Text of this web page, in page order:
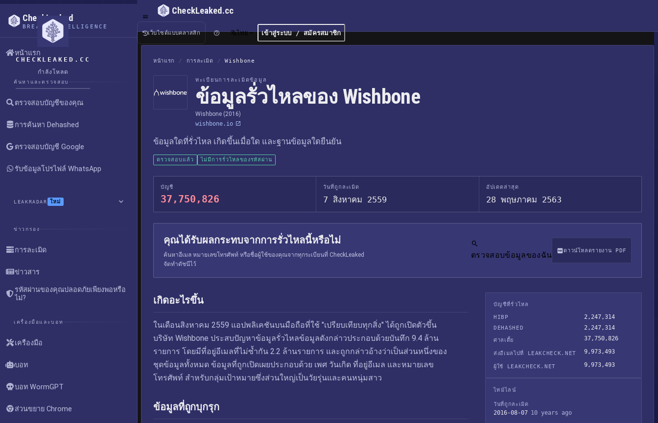
CHECKLEAKED.CC
กำลังโหลด
CheckLeaked
BREACH INTELLIGENCE
หน้าแรก
ค้นหาและตรวจสอบ
ตรวจสอบบัญชีของคุณ
การค้นหา Dehashed
ตรวจสอบบัญชี Google
รับข้อมูลโปรไฟล์ WhatsApp
LEAKRADAR ใหม่
ข่าวกรอง
การละเมิด
ข่าวสาร
รหัสผ่านของคุณปลอดภัยเพียงพอหรือ
ไม่?
เครื่องมือและบอท
เครื่องมือ
บอท
บอท WormGPT
ส่วนขยาย Chrome
CheckLeaked.cc
เว็บไซต์แบบคลาสสิก ไทย เข้าสู่ระบบ / สมัครสมาชิก
หน้าแรก / การละเมิด / Wishbone
ทะเบียนการละเมิดข้อมูล
ข้อมูลรั่วไหลของ Wishbone
Wishbone (2016)
wishbone.io
ข้อมูลใดที่รั่วไหล เกิดขึ้นเมื่อใด และฐานข้อมูลใดยืนยัน
ตรวจสอบแล้ว ไม่มีการรั่วไหลของรหัสผ่าน
บัญชี
37,750,826
วันที่ถูกละเมิด
7 สิงหาคม 2559
อัปเดตล่าสุด
28 พฤษภาคม 2563
คุณได้รับผลกระทบจากการรั่วไหลนี้หรือไม่
ค้นหาอีเมล หมายเลขโทรศัพท์ หรือชื่อผู้ใช้ของคุณจากทุกระเบียนที่ CheckLeaked
จัดทำดัชนีไว้
ตรวจสอบข้อมูลของฉัน ดาวน์โหลดรายงาน PDF
เกิดอะไรขึ้น
ในเดือนสิงหาคม 2559 แอปพลิเคชันบนมือถือที่ใช้ "เปรียบเทียบทุกสิ่ง" ได้ถูกเปิดตัวขึ้น
บริษัท Wishbone ประสบปัญหาข้อมูลรั่วไหลข้อมูลดังกล่าวประกอบด้วยบันทึก 9.4 ล้าน
รายการ โดยมีที่อยู่อีเมลที่ไม่ซ้ำกัน 2.2 ล้านรายการ และถูกกล่าวอ้างว่าเป็นส่วนหนึ่งของ
ชุดข้อมูลทั้งหมด ข้อมูลที่ถูกเปิดเผยประกอบด้วย เพศ วันเกิด ที่อยู่อีเมล และหมายเลข
โทรศัพท์ สำหรับกลุ่มเป้าหมายซึ่งส่วนใหญ่เป็นวัยรุ่นและคนหนุ่มสาว
ข้อมูลที่ถูกบุกรุก
บัญชีที่รั่วไหล
HIBP
2,247,314
DEHASHED 2,247,314
ศาลเตี้ย 37,750,826
ส่งอีเมลไปที่ LEAKCHECK.NET 9,973,493
ผู้ใช้ LEAKCHECK.NET 9,973,493
ไทม์ไลน์
วันที่ถูกละเมิด
2016-08-07 10 years ago